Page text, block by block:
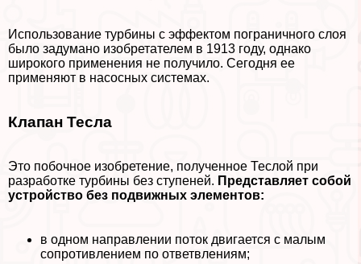
Использование турбины с эффектом пограничного слоя
было задумано изобретателем в 1913 году, однако
широкого применения не получило. Сегодня ее
применяют в насосных системах.
Клапан Тесла
Это побочное изобретение, полученное Теслой при
разработке турбины без ступеней. Представляет собой
устройство без подвижных элементов:
в одном направлении поток двигается с малым
сопротивлением по ответвлениям;